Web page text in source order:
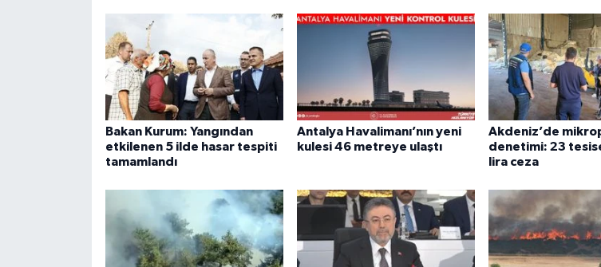
Bakan Kurum: Yangından
etkilenen 5 ilde hasar tespiti
tamamlandı
Antalya Havalimanı’nın yeni
kulesi 46 metreye ulaştı
Akdeniz’de
denetimi: 23
lira ceza